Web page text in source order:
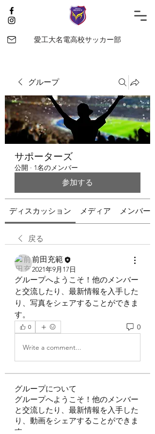
愛工大名電高校サッカー部
グループ
サポーターズ
公開 · 1名のメンバー
参加する
ディスカッション メディア メンバー
戻る
前田充範
2021年9月17日
グループへようこそ！他のメンバー
と交流したり、最新情報を入手した
り、写真をシェアすることができま
す。
0 0
Write a comment...
グループについて
グループへようこそ！他のメンバー
と交流したり、最新情報を入手した
り、動画をシェアすることができま
す。